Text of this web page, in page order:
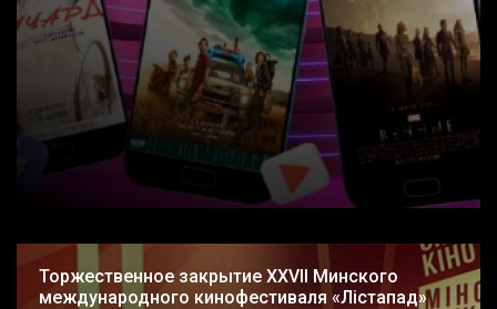
Торжественное закрытие XXVII Минского
международного кинофестиваля «Лiстапад»